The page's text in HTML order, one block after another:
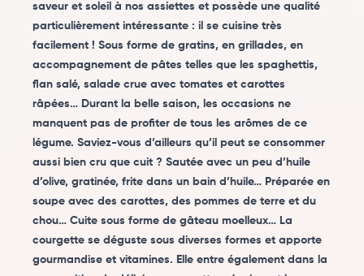
saveur et soleil à nos assiettes et possède une qualité
particulièrement intéressante : il se cuisine très
facilement ! Sous forme de gratins, en grillades, en
accompagnement de pâtes telles que les spaghettis,
flan salé, salade crue avec tomates et carottes
râpées… Durant la belle saison, les occasions ne
manquent pas de profiter de tous les arômes de ce
légume. Saviez-vous d’ailleurs qu’il peut se consommer
aussi bien cru que cuit ? Sautée avec un peu d’huile
d’olive, gratinée, frite dans un bain d’huile… Préparée en
soupe avec des carottes, des pommes de terre et du
chou… Cuite sous forme de gâteau moelleux… La
courgette se déguste sous diverses formes et apporte
gourmandise et vitamines. Elle entre également dans la